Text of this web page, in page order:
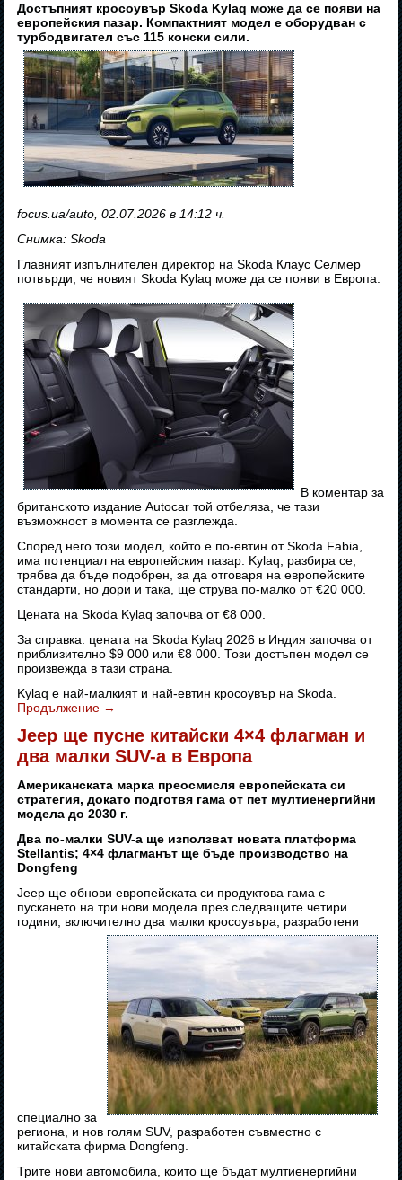
Достъпният кросоувър Skoda Kylaq може да се появи на
европейския пазар. Компактният модел е оборудван с
турбодвигател със 115 конски сили.
focus.ua/auto, 02.07.2026 в 14:12 ч.
Снимка: Skoda
Главният изпълнителен директор на Skoda Клаус Селмер
потвърди, че новият Skoda Kylaq може да се появи в Европа.
В коментар за
британското издание Autocar той отбеляза, че тази
възможност в момента се разглежда.
Според него този модел, който е по-евтин от Skoda Fabia,
има потенциал на европейския пазар. Kylaq, разбира се,
трябва да бъде подобрен, за да отговаря на европейските
стандарти, но дори и така, ще струва по-малко от €20 000.
Цената на Skoda Kylaq започва от €8 000.
За справка: цената на Skoda Kylaq 2026 в Индия започва от
приблизително $9 000 или €8 000. Този достъпен модел се
произвежда в тази страна.
Kylaq е най-малкият и най-евтин кросоувър на Skoda.
Продължение →
Jeep ще пусне китайски 4×4 флагман и
два малки SUV-а в Европа
Американската марка преосмисля европейската си
стратегия, докато подготвя гама от пет мултиенергийни
модела до 2030 г.
Два по-малки SUV-а ще използват новата платформа
Stellantis; 4×4 флагманът ще бъде производство на
Dongfeng
Jeep ще обнови европейската си продуктова гама с
пускането на три нови модела през следващите четири
години, включително два малки кросоувъра, разработени
специално за
региона, и нов голям SUV, разработен съвместно с
китайската фирма Dongfeng.
Трите нови автомобила, които ще бъдат мултиенергийни